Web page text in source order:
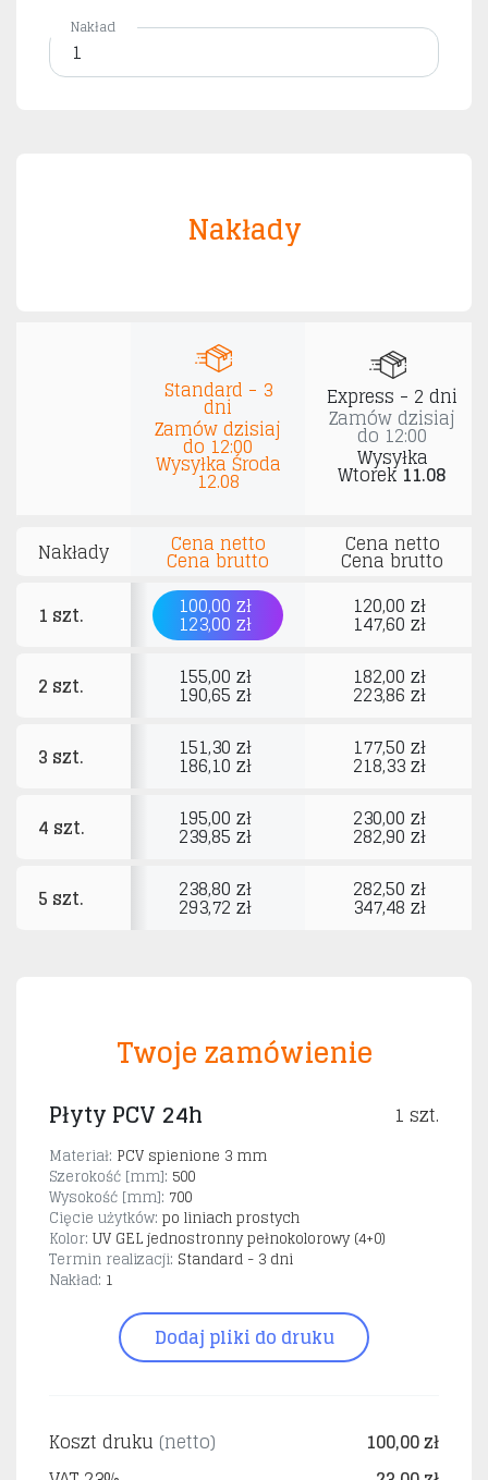
Nakład
Nakłady
Standard - 3
dni
Zamów dzisiaj
do 12:00
Wysyłka Środa
12.08
Express - 2 dni
Zamów dzisiaj
do 12:00
Wysyłka
Wtorek 11.08
Nakłady Cena netto
Cena brutto
Cena netto
Cena brutto
1 szt.
100,00 zł
123,00 zł
120,00 zł
147,60 zł
2 szt. 155,00 zł
190,65 zł
182,00 zł
223,86 zł
3 szt. 151,30 zł
186,10 zł
177,50 zł
218,33 zł
4 szt. 195,00 zł
239,85 zł
230,00 zł
282,90 zł
5 szt. 238,80 zł
293,72 zł
282,50 zł
347,48 zł
Twoje zamówienie
Płyty PCV 24h 1 szt.
Materiał: PCV spienione 3 mm
Szerokość [mm]: 500
Wysokość [mm]: 700
Cięcie użytków: po liniach prostych
Kolor: UV GEL jednostronny pełnokolorowy (4+0)
Termin realizacji: Standard - 3 dni
Nakład: 1
Dodaj pliki do druku
Koszt druku (netto)
100,00 zł